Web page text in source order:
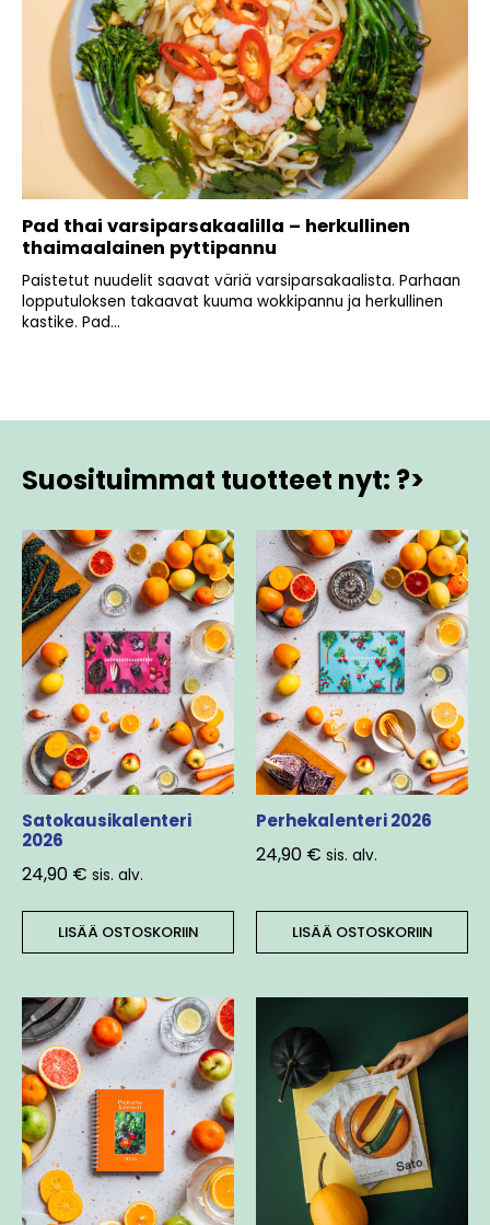
Pad thai varsiparsakaalilla – herkullinen
thaimaalainen pyttipannu
Paistetut nuudelit saavat väriä varsiparsakaalista. Parhaan
lopputuloksen takaavat kuuma wokkipannu ja herkullinen
kastike. Pad...
Suosituimmat tuotteet nyt: ?>
Satokausikalenteri
2026
24,90 € sis. alv.
LISÄÄ OSTOSKORIIN
Perhekalenteri 2026
24,90 € sis. alv.
LISÄÄ OSTOSKORIIN